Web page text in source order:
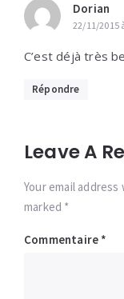
Dorian
22/11/2015
C’est déjà très
Répondre
Leave A
Your email
marked *
Commentaire *